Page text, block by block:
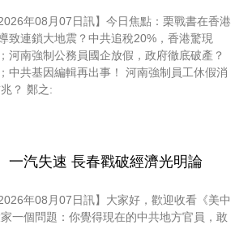
年08月07日訊】今日焦點：栗戰書在香港
致連鎖大地震？中共追稅20%，香港驚現
河南強制公務員國企放假，政府徹底破產？
中共基因編輯再出事！ 河南強制員工休假消
？ 鄭之:
一汽失速 長春戳破經濟光明論
年08月07日訊】大家好，歡迎收看《美中
一個問題：你覺得現在的中共地方官員，敢